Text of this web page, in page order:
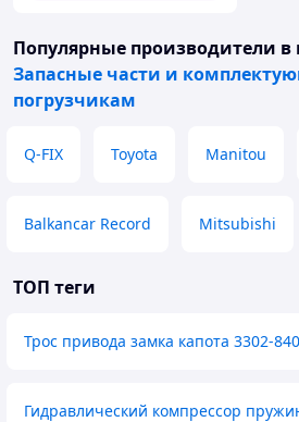
Популярные производители в
Запасные части и
погрузчикам
Q-FIX Toyota Manitou
Balkancar Record Mitsubishi
ТОП теги
Трос привода замка капота 3302-
Гидравлический компрессор